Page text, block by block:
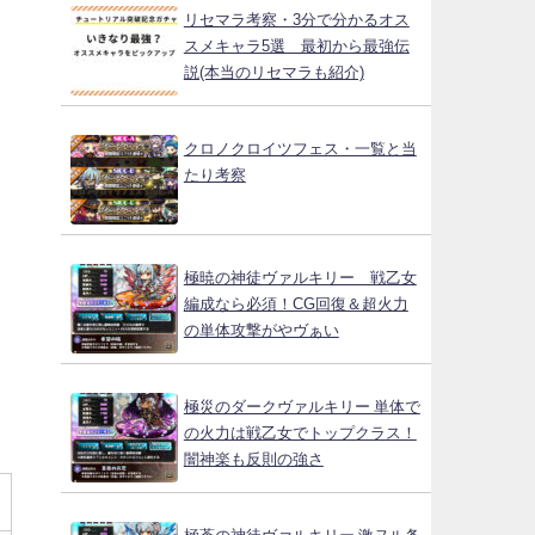
リセマラ考察・3分で分かるオス
スメキャラ5選 最初から最強伝
説(本当のリセマラも紹介)
クロノクロイツフェス・一覧と当
たり考察
極暁の神徒ヴァルキリー 戦乙女
編成なら必須！CG回復＆超火力
の単体攻撃がやヴぁい
極災のダークヴァルキリー 単体で
の火力は戦乙女でトップクラス！
闇神楽も反則の強さ